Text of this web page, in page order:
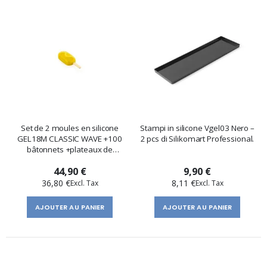
Set de 2 moules en silicone
GEL18M CLASSIC WAVE +100
bâtonnets +plateaux de
44,90 €
36,80 €
AJOUTER AU PANIER
Stampi in silicone Vgel03 Nero –
2 pcs di Silikomart Professional.
9,90 €
8,11 €
AJOUTER AU PANIER